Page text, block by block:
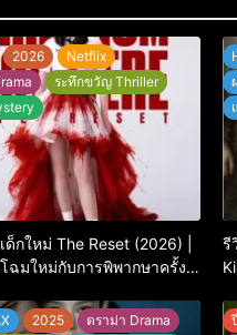
2026
Netflix
ระทึกขวัญ Thriller
ด็กใหม่ The Reset (2026) |
ฉมใหม่กับการพิพากษาครั้ง
รี
ที่
2025
ดราม่า Drama